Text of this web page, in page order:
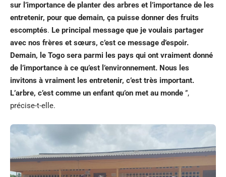
sur l’importance de planter des arbres et l’importance de les
entretenir, pour que demain, ça puisse donner des fruits
escomptés. Le principal message que je voulais partager
avec nos frères et sœurs, c’est ce message d’espoir.
Demain, le Togo sera parmi les pays qui ont vraiment donné
de l’importance à ce qu’est l’environnement. Nous les
invitons à vraiment les entretenir, c’est très important.
L’arbre, c’est comme un enfant qu’on met au monde ”,
précise-t-elle.